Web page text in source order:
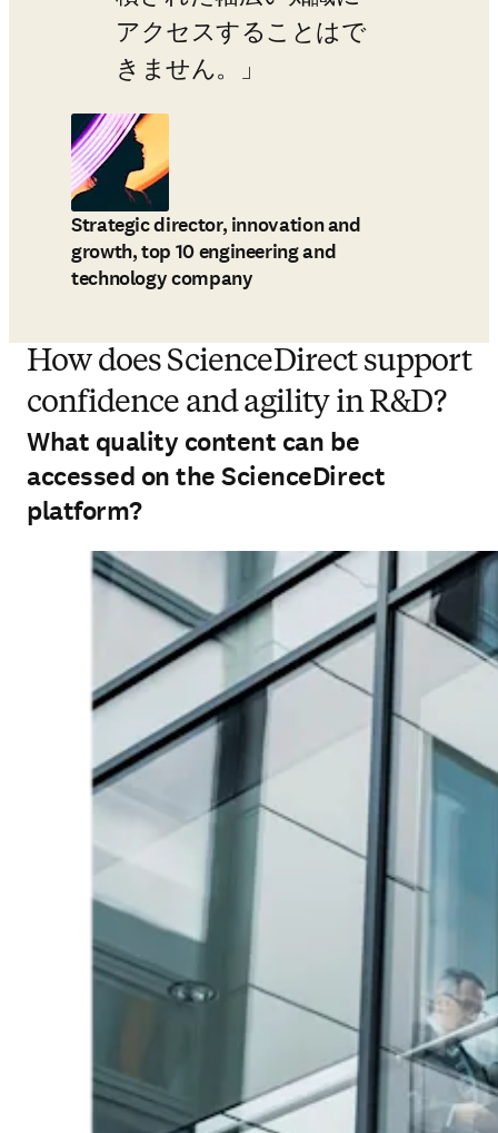
アクセスすることはで
きません。
Strategic director, innovation and
growth, top 10 engineering and
technology company
How does ScienceDirect support
confidence and agility in R&D?
What quality content can be
accessed on the ScienceDirect
platform?